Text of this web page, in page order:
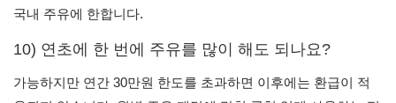
국내 주유에 한합니다.
10) 연초에 한 번에 주유를 많이 해도 되나요?
가능하지만 연간 30만원 한도를 초과하면 이후에는 환급이 적